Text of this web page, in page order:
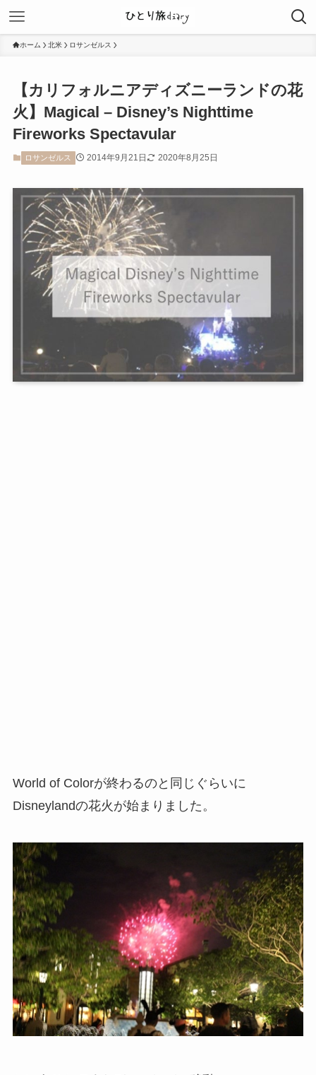
ホーム 北米 ロサンゼルス
【カリフォルニアディズニーランドの花
火】Magical – Disney’s Nighttime
Fireworks Spectavular
ロサンゼルス 2014年9月21日 2020年8月25日
World of Colorが終わるのと同じぐらいに
Disneylandの花火が始まりました。